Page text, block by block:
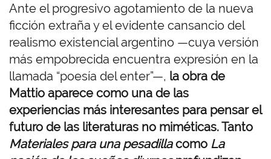
Ante el progresivo agotamiento de la nueva
ficción extraña y el evidente cansancio del
realismo existencial argentino —cuya versión
más empobrecida encuentra expresión en la
llamada “poesía del enter”—, la obra de
Mattio aparece como una de las
experiencias más interesantes para pensar el
futuro de las literaturas no miméticas. Tanto
Materiales para una pesadillacomo La